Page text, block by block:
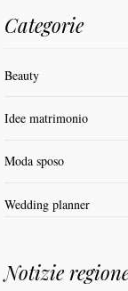
Categorie
Beauty
Idee matrimonio
Moda sposo
Wedding planner
Notizie